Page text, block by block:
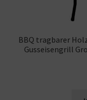
BBQ tragbarer
Gusseisengrill